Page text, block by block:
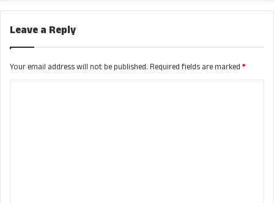
Leave a Reply
Your email address will not be published. Required fields are marked *